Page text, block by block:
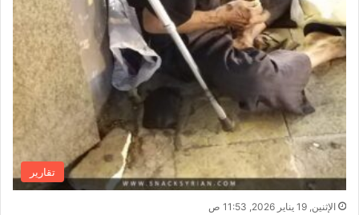
تقارير
الإثنين, 19 يناير 2026, 11:53 ص